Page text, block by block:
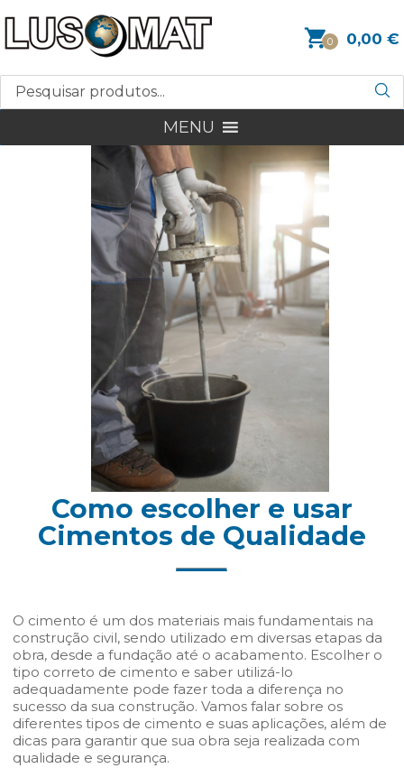
0 0,00 €
MENU
Como escolher e usar
Cimentos de Qualidade
O cimento é um dos materiais mais fundamentais na
construção civil, sendo utilizado em diversas etapas da
obra, desde a fundação até o acabamento. Escolher o
tipo correto de cimento e saber utilizá-lo
adequadamente pode fazer toda a diferença no
sucesso da sua construção. Vamos falar sobre os
diferentes tipos de cimento e suas aplicações, além de
dicas para garantir que sua obra seja realizada com
qualidade e segurança.